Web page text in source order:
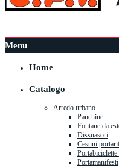
Menu
Home
Catalogo
Arredo urbano
Panchine
Fontane da
Dissuasori
Cestini
Portamanifesti